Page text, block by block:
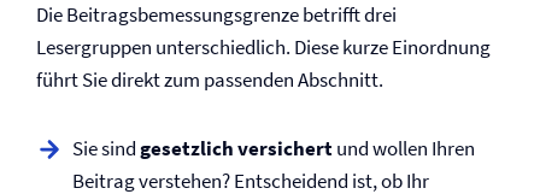
Die Beitragsbemessungsgrenze betrifft drei
Lesergruppen unterschiedlich. Diese kurze Einordnung
führt Sie direkt zum passenden Abschnitt.
Sie sindgesetzlich versichertund wollen Ihren
Beitrag verstehen? Entscheidend ist, ob Ihr